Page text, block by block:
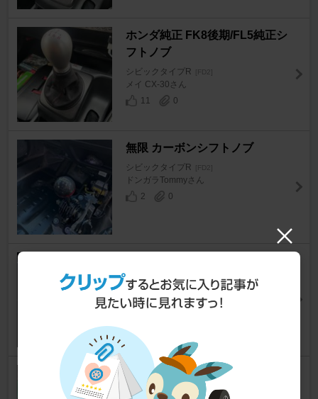
ホンダ純正 FK8後期/FL5純正シ
フトノブ
シビックタイプR [FD2]
メイ CX-30さん
11
0
無限 カーボンシフトノブ
シビックタイプR [FD2]
ドンガラTommyさん
2
0
シビックタイプR [FD2]
ｰNARUｰさん
20
0
TEIN FLEX Z
シビックタイプR [FD2]